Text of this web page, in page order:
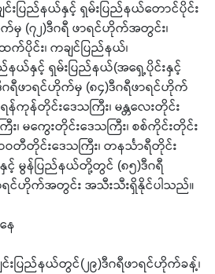
ျင်းပြည်နယ်နှင့် ရှမ်းပြည်နယ်တောင်ပိုင်း
မှ (၇၂)ဒီဂရီ ဖာရင်ဟိုက်အတွင်း၊
ပိုင်း၊ ကချင်ပြည်နယ်၊
နယ်နှင့် ရှမ်းပြည်နယ်(အရှေ့ပိုင်းနှင့်
ဂရီဖာရင်ဟိုက်မှ (၈၄)ဒီဂရီဖာရင်ဟိုက်
န်ကုန်တိုင်းဒေသကြီး၊ မန္တလေးတိုင်း
း၊ မကွေးတိုင်းဒေသကြီး၊ စစ်ကိုင်းတိုင်း
ဝတီတိုင်းဒေသကြီး၊ တနင်္သာရီတိုင်း
င့် မွန်ပြည်နယ်တို့တွင် (၈၅)ဒီဂရီ
ရင်ဟိုက်အတွင်း အသီးသီးရှိနိုင်ပါသည်။
ေ
ျင်းပြည်နယ်တွင်(၂၉)ဒီဂရီဖာရင်ဟိုက်ခန့်၊